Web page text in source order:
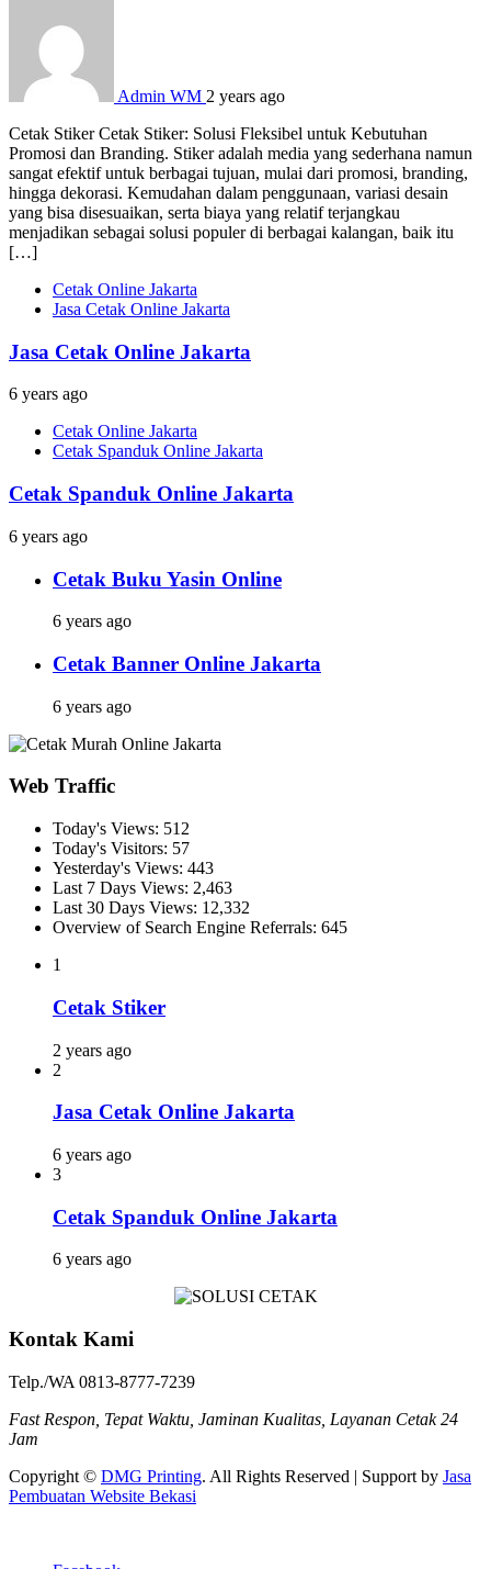
Admin WM 2 years ago
Cetak Stiker Cetak Stiker: Solusi Fleksibel untuk Kebutuhan
Promosi dan Branding. Stiker adalah media yang sederhana namun
sangat efektif untuk berbagai tujuan, mulai dari promosi, branding,
hingga dekorasi. Kemudahan dalam penggunaan, variasi desain
yang bisa disesuaikan, serta biaya yang relatif terjangkau
menjadikan sebagai solusi populer di berbagai kalangan, baik itu
[…]
Cetak Online Jakarta
Jasa Cetak Online Jakarta
Jasa Cetak Online Jakarta
6 years ago
Cetak Online Jakarta
Cetak Spanduk Online Jakarta
Cetak Spanduk Online Jakarta
6 years ago
Cetak Buku Yasin Online
6 years ago
Cetak Banner Online Jakarta
6 years ago
Web Traffic
Today's Views: 512
Today's Visitors: 57
Yesterday's Views: 443
Last 7 Days Views: 2,463
Last 30 Days Views: 12,332
Overview of Search Engine Referrals: 645
1
Cetak Stiker
2 years ago
2
Jasa Cetak Online Jakarta
6 years ago
3
Cetak Spanduk Online Jakarta
6 years ago
Kontak Kami
Telp./WA 0813-8777-7239
Fast Respon, Tepat Waktu, Jaminan Kualitas, Layanan Cetak 24
Jam
Copyright © DMG Printing. All Rights Reserved | Support by Jasa
Pembuatan Website Bekasi